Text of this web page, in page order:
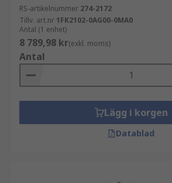
RS-artikelnummer 274-2172
Tillv. art.nr 1FK2102-0AG00-0MA0
Antal (1 enhet)
8 789,98 kr(exkl. moms)
Antal
Lägg i korgen
Datablad